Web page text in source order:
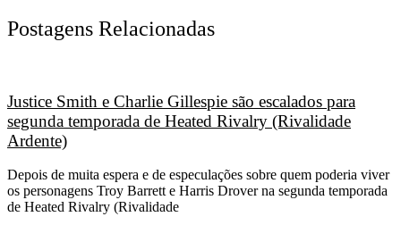
Postagens Relacionadas
Justice Smith e Charlie Gillespie são escalados para
segunda temporada de Heated Rivalry (Rivalidade
Ardente)
Depois de muita espera e de especulações sobre quem poderia viver
os personagens Troy Barrett e Harris Drover na segunda temporada
de Heated Rivalry (Rivalidade